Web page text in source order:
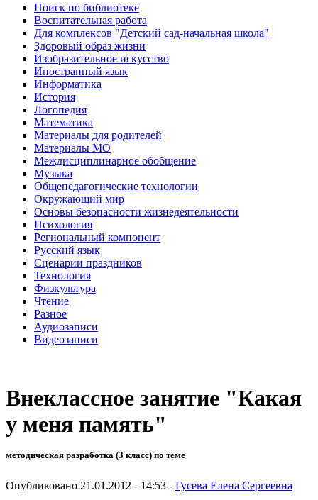
Поиск по библиотеке
Воспитательная работа
Для комплексов "Детский сад-начальная школа"
Здоровый образ жизни
Изобразительное искусство
Иностранный язык
Информатика
История
Логопедия
Математика
Материалы для родителей
Материалы МО
Междисциплинарное обобщение
Музыка
Общепедагогические технологии
Окружающий мир
Основы безопасности жизнедеятельности
Психология
Региональный компонент
Русский язык
Сценарии праздников
Технология
Физкультура
Чтение
Разное
Аудиозаписи
Видеозаписи
Внеклассное занятие "Какая
у меня память"
методическая разработка (3 класс) по теме
Опубликовано 21.01.2012 - 14:53 - Гусева Елена Сергеевна